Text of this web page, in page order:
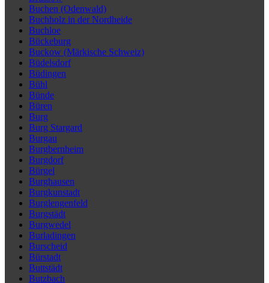
Buchen (Odenwald)
Buchholz in der Nordheide
Buchloe
Bückeburg
Buckow (Märkische Schweiz)
Büdelsdorf
Büdingen
Bühl
Bünde
Büren
Burg
Burg Stargard
Burgau
Burgbernheim
Burgdorf
Bürgel
Burghausen
Burgkunstadt
Burglengenfeld
Burgstädt
Burgwedel
Burladingen
Burscheid
Bürstadt
Buttstädt
Butzbach